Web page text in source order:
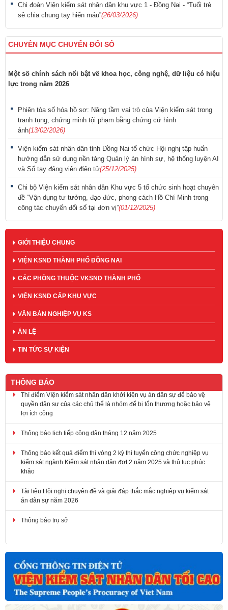
Chi đoàn Viện kiểm sát nhân dân khu vực 1 - Đồng Nai - “Tuổi trẻ
sẻ chia chung tay hiến máu”(26/03/2026)
CHUYÊN MỤC CHUYỂN ĐỔI SỐ
Một số chính sách nổi bật về khoa học, công nghệ, dữ liệu có hiệu
lực trong năm 2026
Phiên tòa số hóa hồ sơ: Nâng tầm vai trò của Viện kiểm sát trong
tranh tụng, chứng minh tội phạm bằng chứng cứ hình
ảnh(13/02/2026)
Viện kiểm sát nhân dân tỉnh Đồng Nai tổ chức Hội nghị tập huấn
hướng dẫn sử dụng nền tảng Quản lý án hình sự, hệ thống luyện AI
và Sổ tay đảng viên điện tử(25/12/2025)
Chi bộ Viện kiểm sát nhân dân Khu vực 5 tổ chức sinh hoạt chuyên
đề “Vận dụng tư tưởng, đạo đức, phong cách Hồ Chí Minh trong
công tác chuyển đổi số tại đơn vị”(01/12/2025)
GIỚI THIỆU CHUNG
VIỆN KSND THÀNH PHỐ ĐỒNG NAI
CÁC PHÒNG THUỘC VKSND THÀNH PHỐ
VIỆN KSND CẤP KHU VỰC
VĂN BẢN NGHIỆP VỤ KS
ÁN LỆ
TIN TỨC SỰ KIỆN
THÔNG BÁO
Thí điểm VIện kiểm sát nhân dân khởi kiện vụ án dân sự để bảo vệ
quyền dân sự của các chủ thể là nhóm để bị tổn thương hoặc bảo vệ
lợi ích công
Thông báo lịch tiếp công dân tháng 12 năm 2025
Thông báo kết quả điểm thi vòng 2 kỳ thi tuyển công chức nghiệp vụ
kiểm sát ngành Kiểm sát nhân dân đợt 2 năm 2025 và thủ tục phúc
khảo
Tài liệu Hội nghị chuyên đề và giải đáp thắc mắc nghiệp vụ kiểm sát
án dân sự năm 2026
Thông báo trụ sở